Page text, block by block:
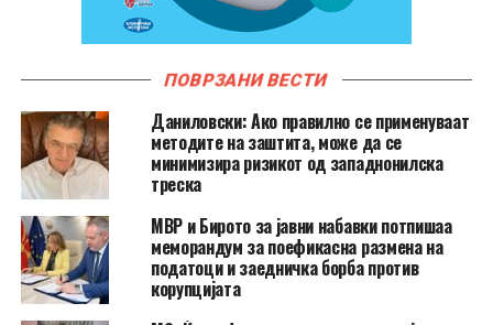
ПОВРЗАНИ ВЕСТИ
Даниловски: Ако правилно се применуваат
методите на заштита, може да се
минимизира ризикот од западнонилска
треска
МВР и Бирото за јавни набавки потпишаа
меморандум за поефикасна размена на
податоци и заедничка борба против
корупцијата